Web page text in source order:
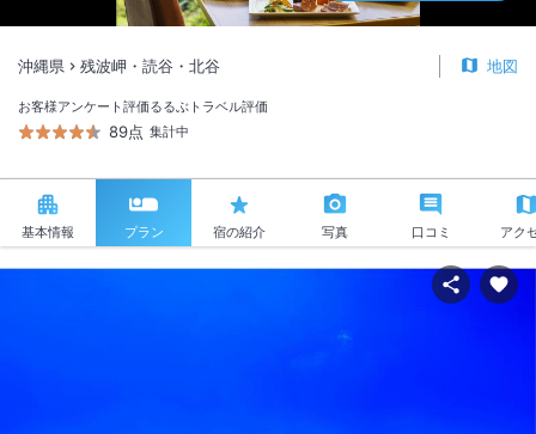
沖縄県 残波岬・読谷・北谷 地図
お客様アンケート評価
89点
るるぶトラベル評価
集計中
基本情報 プラン 宿の紹介 写真 口コミ アク